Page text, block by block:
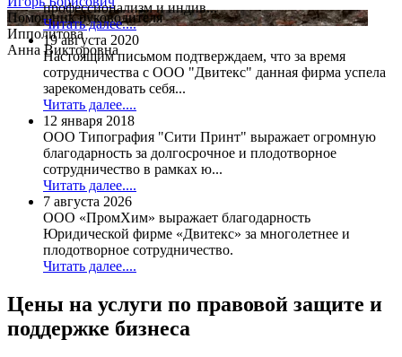
Помощник руководителя
Ипполитова
Анна Викторовна
профессионализм и индив...
Читать далее....
19 августа 2020
Настоящим письмом подтверждаем, что за время
сотрудничества с ООО "Двитекс" данная фирма успела
зарекомендовать себя...
Читать далее....
12 января 2018
ООО Типография "Сити Принт" выражает огромную
благодарность за долгосрочное и плодотворное
сотрудничество в рамках ю...
Читать далее....
7 августа 2026
ООО «ПромХим» выражает благодарность
Юридической фирме «Двитекс» за многолетнее и
плодотворное сотрудничество.
Читать далее....
Цены на услуги по правовой защите и
поддержке бизнеса